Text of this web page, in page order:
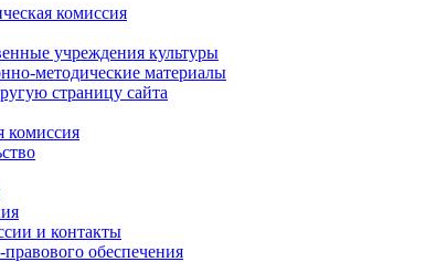
комиссия
учреждения культуры
методические материалы
страницу сайта
комиссия
и контакты
обеспечения